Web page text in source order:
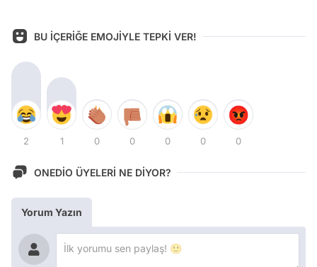
BU İÇERİĞE EMOJİYLE TEPKİ VER!
2 1 0 0 0 0 0
ONEDİO ÜYELERİ NE DİYOR?
Yorum Yazın